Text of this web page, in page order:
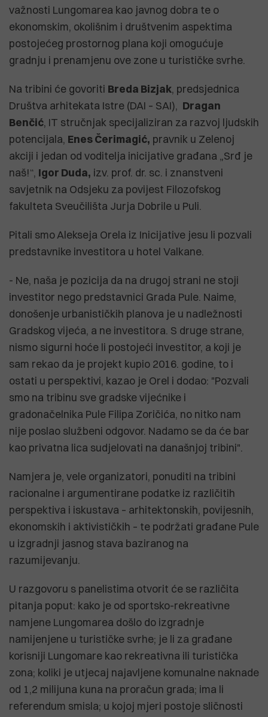
važnosti Lungomarea kao javnog dobra te o
ekonomskim, okolišnim i društvenim aspektima
postojećeg prostornog plana koji omogućuje
gradnju i prenamjenu ove zone u turističke svrhe.
Na tribini će govoriti Breda Bizjak, predsjednica
Društva arhitekata Istre (DAI – SAI), Dragan
Benčić, IT stručnjak specijaliziran za razvoj ljudskih
potencijala, Enes Čerimagić, pravnik u Zelenoj
akciji i jedan od voditelja inicijative građana „Srđ je
naš!“, Igor Duda, izv. prof. dr. sc. i znanstveni
savjetnik na Odsjeku za povijest Filozofskog
fakulteta Sveučilišta Jurja Dobrile u Puli.
Pitali smo Alekseja Orela iz Inicijative jesu li pozvali
predstavnike investitora u hotel Valkane.
- Ne, naša je pozicija da na drugoj strani ne stoji
investitor nego predstavnici Grada Pule. Naime,
donošenje urbanističkih planova je u nadležnosti
Gradskog vijeća, a ne investitora. S druge strane,
nismo sigurni hoće li postojeći investitor, a koji je
sam rekao da je projekt kupio 2016. godine, to i
ostati u perspektivi, kazao je Orel i dodao: "Pozvali
smo na tribinu sve gradske vijećnike i
gradonačelnika Pule Filipa Zoričića, no nitko nam
nije poslao službeni odgovor. Nadamo se da će bar
kao privatna lica sudjelovati na današnjoj tribini".
Namjera je, vele organizatori, ponuditi na tribini
racionalne i argumentirane podatke iz različitih
perspektiva i iskustava – arhitektonskih, povijesnih,
ekonomskih i aktivističkih – te podržati građane Pule
u izgradnji jasnog stava baziranog na
razumijevanju.
U razgovoru s panelistima otvorit će se različita
pitanja poput: kako je od sportsko-rekreativne
namjene Lungomarea došlo do izgradnje
namijenjene u turističke svrhe; je li za građane
korisniji Lungomare kao rekreativna ili turistička
zona; koliki je utjecaj najavljene komunalne naknade
od 1,2 milijuna kuna na proračun grada; ima li
referendum smisla; u kojoj mjeri postoje sličnosti